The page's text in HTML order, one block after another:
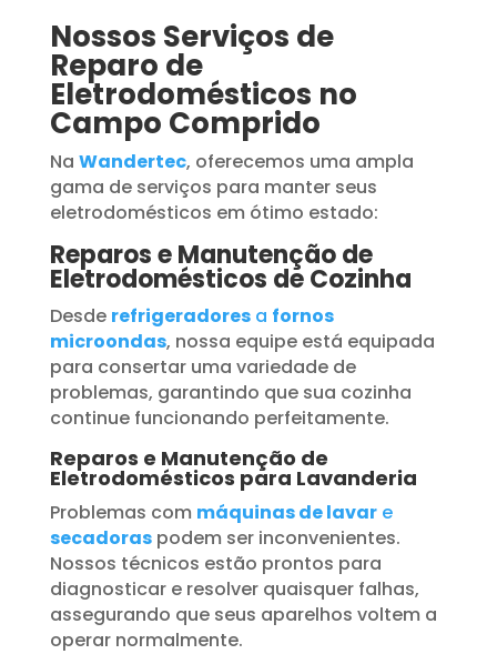
Nossos Serviços de
Reparo de
Eletrodomésticos no
Campo Comprido
Na Wandertec, oferecemos uma ampla
gama de serviços para manter seus
eletrodomésticos em ótimo estado:
Reparos e Manutenção de
Eletrodomésticos de Cozinha
Desde refrigeradoresa fornos
microondas, nossa equipe está equipada
para consertar uma variedade de
problemas, garantindo que sua cozinha
continue funcionando perfeitamente.
Reparos e Manutenção de
Eletrodomésticos para Lavanderia
Problemas com máquinas de lavare
secadoraspodem ser inconvenientes.
Nossos técnicos estão prontos para
diagnosticar e resolver quaisquer falhas,
assegurando que seus aparelhos voltem a
operar normalmente.